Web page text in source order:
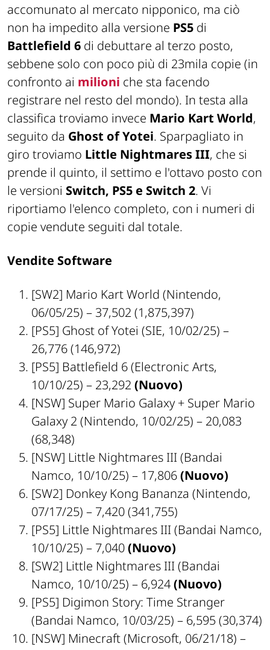
accomunato al mercato nipponico, ma ciò
non ha impedito alla versione PS5 di
Battlefield 6 di debuttare al terzo posto,
sebbene solo con poco più di 23mila copie (in
confronto ai milioni che sta facendo
registrare nel resto del mondo). In testa alla
classifica troviamo invece Mario Kart World,
seguito da Ghost of Yotei. Sparpagliato in
giro troviamo Little Nightmares III, che si
prende il quinto, il settimo e l'ottavo posto con
le versioni Switch, PS5 e Switch 2. Vi
riportiamo l'elenco completo, con i numeri di
copie vendute seguiti dal totale.
Vendite Software
[SW2] Mario Kart World (Nintendo,
06/05/25) – 37,502 (1,875,397)
[PS5] Ghost of Yotei (SIE, 10/02/25) –
26,776 (146,972)
[PS5] Battlefield 6(Electronic Arts,
10/10/25) – 23,292(Nuovo)
[NSW] Super Mario Galaxy + Super Mario
Galaxy 2(Nintendo, 10/02/25) – 20,083
(68,348)
[NSW] Little Nightmares III(Bandai
Namco, 10/10/25) – 17,806(Nuovo)
[SW2] Donkey Kong Bananza (Nintendo,
07/17/25) – 7,420 (341,755)
[PS5] Little Nightmares III(Bandai Namco,
10/10/25) – 7,040(Nuovo)
[SW2] Little Nightmares III(Bandai
Namco, 10/10/25) – 6,924(Nuovo)
[PS5] Digimon Story: Time Stranger
(Bandai Namco, 10/03/25) – 6,595 (30,374)
[NSW] Minecraft(Microsoft, 06/21/18) –